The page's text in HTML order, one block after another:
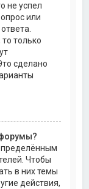
не успел
или
только
сделано
Чтобы
в них темы
действия,